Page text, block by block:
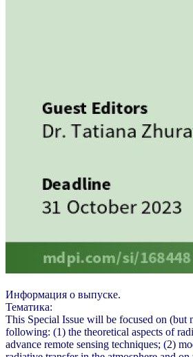
Информация о выпуске.
Тематика:
This Special Issue will be focused on (but
following: (1) the theoretical aspects of
advance remote sensing techniques; (2)